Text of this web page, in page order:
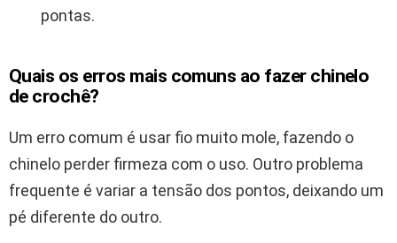
pontas.
Quais os erros mais comuns ao fazer chinelo
de crochê?
Um erro comum é usar fio muito mole, fazendo o
chinelo perder firmeza com o uso. Outro problema
frequente é variar a tensão dos pontos, deixando um
pé diferente do outro.